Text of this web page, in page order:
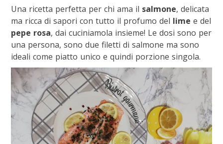
Una ricetta perfetta per chi ama il salmone, delicata
ma ricca di sapori con tutto il profumo del lime e del
pepe rosa, dai cuciniamola insieme! Le dosi sono per
una persona, sono due filetti di salmone ma sono
ideali come piatto unico e quindi porzione singola.